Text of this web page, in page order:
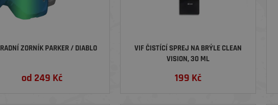
ZORNÍK PARKER / DIABLO
od 249 Kč
VIF ČISTÍCÍ SPREJ NA BRÝLE CLEAN
VISION, 30 ML
199 Kč